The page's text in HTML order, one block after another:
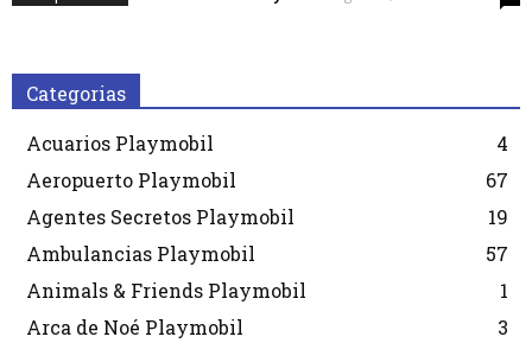
Categorias
Acuarios Playmobil
4
Aeropuerto Playmobil
67
Agentes Secretos Playmobil
19
Ambulancias Playmobil
57
Animals & Friends Playmobil
1
Arca de Noé Playmobil
3